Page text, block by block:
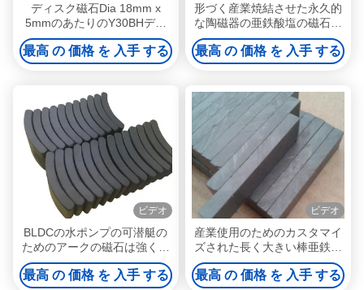
ディスク磁石Dia 18mm x
5mmのあたりのY30BHディ
スク形の亜鉄酸塩の磁石
最高 の 価格 を 入手 する
形づく産業焼結させた永久的
な陶磁器の亜鉄酸塩の磁石の
ブロック リング ディスク ア
ーク
最高 の 価格 を 入手 する
ビデオ
BLDCの水ポンプの可潜艇の
ためのアークの磁石は強く堅
い亜鉄酸塩の磁石をポンプで
くむ
最高 の 価格 を 入手 する
ビデオ
産業使用のためのカスタマイ
ズされた長く大きい棒亜鉄酸
塩の陶磁器の磁石
最高 の 価格 を 入手 する